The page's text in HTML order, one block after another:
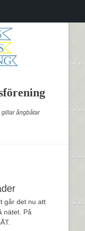
gillar ångbåtar
går det nu att
nätet. På